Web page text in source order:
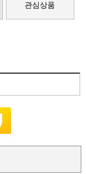
관심상품